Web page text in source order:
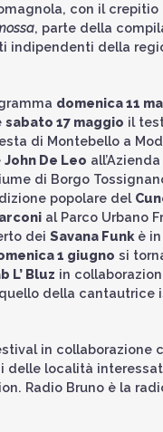
con il
, parte della
indipendenti della
domenica 11
sabato 17 maggio il
di Montebello a
John De Leo
di Borgo
popolare del
al Parco Urbano
dei Savana Funk è
1 giugno si
L’ Bluz in
della cantautrice
in collaborazione
delle località
Radio Bruno è la